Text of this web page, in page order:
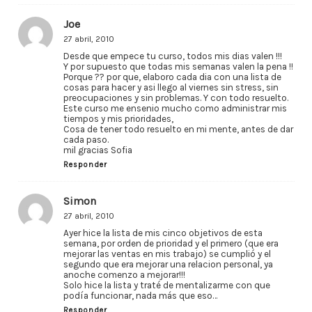
Joe
27 abril, 2010
Desde que empece tu curso, todos mis dias valen !!!
Y por supuesto que todas mis semanas valen la pena !!
Porque ?? por que, elaboro cada dia con una lista de
cosas para hacer y asi llego al viernes sin stress, sin
preocupaciones y sin problemas. Y con todo resuelto.
Este curso me ensenio mucho como administrar mis
tiempos y mis prioridades,
Cosa de tener todo resuelto en mi mente, antes de dar
cada paso.
mil gracias Sofia
Responder
Simon
27 abril, 2010
Ayer hice la lista de mis cinco objetivos de esta
semana, por orden de prioridad y el primero (que era
mejorar las ventas en mis trabajo) se cumplió y el
segundo que era mejorar una relacion personal, ya
anoche comenzo a mejorar!!!
Solo hice la lista y traté de mentalizarme con que
podía funcionar, nada más que eso…
Responder